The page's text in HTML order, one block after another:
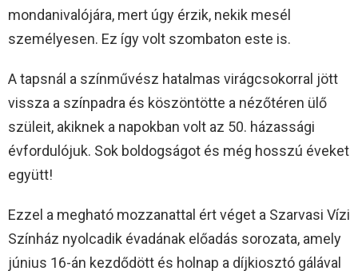
mondanivalójára, mert úgy érzik, nekik mesél
személyesen. Ez így volt szombaton este is.
A tapsnál a színművész hatalmas virágcsokorral jött
vissza a színpadra és köszöntötte a nézőtéren ülő
szüleit, akiknek a napokban volt az 50. házassági
évfordulójuk. Sok boldogságot és még hosszú éveket
együtt!
Ezzel a megható mozzanattal ért véget a Szarvasi Vízi
Színház nyolcadik évadának előadás sorozata, amely
június 16-án kezdődött és holnap a díjkiosztó gálával